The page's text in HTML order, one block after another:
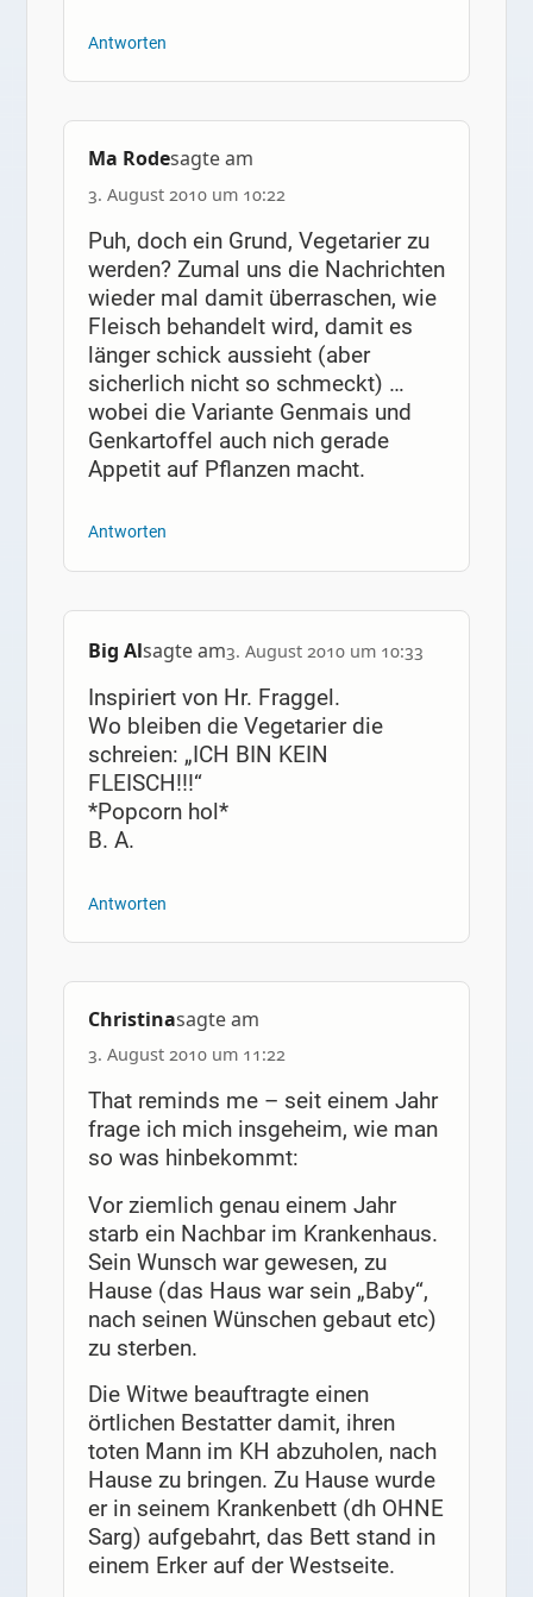
Antworten
Ma Rodesagte am
3. August 2010 um 10:22
Puh, doch ein Grund, Vegetarier zu
werden? Zumal uns die Nachrichten
wieder mal damit überraschen, wie
Fleisch behandelt wird, damit es
länger schick aussieht (aber
sicherlich nicht so schmeckt) …
wobei die Variante Genmais und
Genkartoffel auch nich gerade
Appetit auf Pflanzen macht.
Antworten
Big Alsagte am3. August 2010 um 10:33
Inspiriert von Hr. Fraggel.
Wo bleiben die Vegetarier die
schreien: „ICH BIN KEIN
FLEISCH!!!“
*Popcorn hol*
B. A.
Antworten
Christinasagte am
3. August 2010 um 11:22
That reminds me – seit einem Jahr
frage ich mich insgeheim, wie man
so was hinbekommt:
Vor ziemlich genau einem Jahr
starb ein Nachbar im Krankenhaus.
Sein Wunsch war gewesen, zu
Hause (das Haus war sein „Baby“,
nach seinen Wünschen gebaut etc)
zu sterben.
Die Witwe beauftragte einen
örtlichen Bestatter damit, ihren
toten Mann im KH abzuholen, nach
Hause zu bringen. Zu Hause wurde
er in seinem Krankenbett (dh OHNE
Sarg) aufgebahrt, das Bett stand in
einem Erker auf der Westseite.